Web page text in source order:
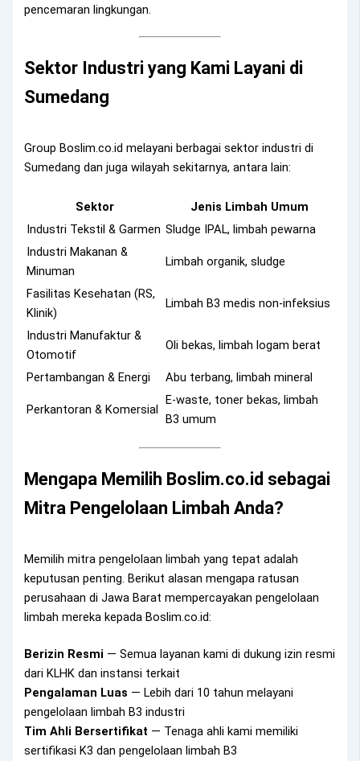
pencemaran lingkungan.
Sektor Industri yang Kami Layani di
Sumedang
Group Boslim.co.id melayani berbagai sektor industri di
Sumedang dan juga wilayah sekitarnya, antara lain:
Sektor
Jenis Limbah Umum
Industri Tekstil & Garmen Sludge IPAL, limbah pewarna
Industri Makanan &
Minuman
Limbah organik, sludge
Fasilitas Kesehatan (RS,
Klinik)
Limbah B3 medis non-infeksius
Industri Manufaktur &
Otomotif
Oli bekas, limbah logam berat
Pertambangan & Energi Abu terbang, limbah mineral
Perkantoran & Komersial
E-waste, toner bekas, limbah
B3 umum
Mengapa Memilih Boslim.co.id sebagai
Mitra Pengelolaan Limbah Anda?
Memilih mitra pengelolaan limbah yang tepat adalah
keputusan penting. Berikut alasan mengapa ratusan
perusahaan di Jawa Barat mempercayakan pengelolaan
limbah mereka kepada Boslim.co.id:
Berizin Resmi — Semua layanan kami di dukung izin resmi
dari KLHK dan instansi terkait
Pengalaman Luas — Lebih dari 10 tahun melayani
pengelolaan limbah B3 industri
Tim Ahli Bersertifikat — Tenaga ahli kami memiliki
sertifikasi K3 dan pengelolaan limbah B3